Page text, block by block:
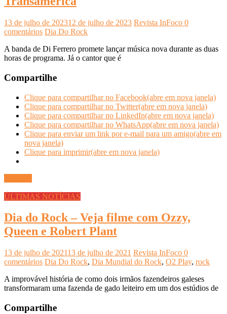
13 de julho de 202312 de julho de 2023 Revista InFoco 0
comentários Dia Do Rock
A banda de Di Ferrero promete lançar música nova durante as duas
horas de programa. Já o cantor que é
Compartilhe
Clique para compartilhar no Facebook(abre em nova janela)
Clique para compartilhar no Twitter(abre em nova janela)
Clique para compartilhar no LinkedIn(abre em nova janela)
Clique para compartilhar no WhatsApp(abre em nova janela)
Clique para enviar um link por e-mail para um amigo(abre em
nova janela)
Clique para imprimir(abre em nova janela)
ÚLTIMAS NOTÍCIAS
Dia do Rock – Veja filme com Ozzy,
Queen e Robert Plant
13 de julho de 202113 de julho de 2021 Revista InFoco 0
comentários Dia Do Rock, Dia Mundial do Rock, O2 Play, rock
A improvável história de como dois irmãos fazendeiros galeses
transformaram uma fazenda de gado leiteiro em um dos estúdios de
Compartilhe